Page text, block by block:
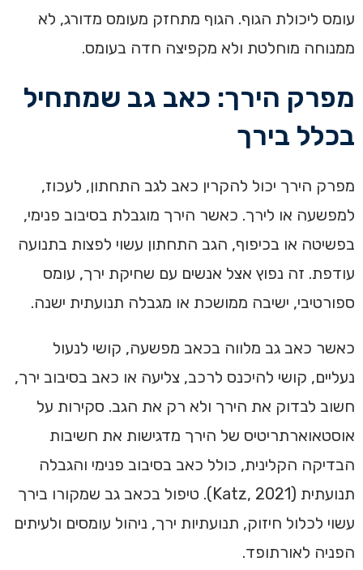
עומס ליכולת הגוף. הגוף מתחזק מעומס מדורג, לא
ממנוחה מוחלטת ולא מקפיצה חדה בעומס.
מפרק הירך: כאב גב שמתחיל
בכלל בירך
מפרק הירך יכול להקרין כאב לגב התחתון, לעכוז,
למפשעה או לירך. כאשר הירך מוגבלת בסיבוב פנימי,
בפשיטה או בכיפוף, הגב התחתון עשוי לפצות בתנועה
עודפת. זה נפוץ אצל אנשים עם שחיקת ירך, עומס
ספורטיבי, ישיבה ממושכת או מגבלה תנועתית ישנה.
כאשר כאב גב מלווה בכאב מפשעה, קושי לנעול
נעליים, קושי להיכנס לרכב, צליעה או כאב בסיבוב ירך,
חשוב לבדוק את הירך ולא רק את הגב. סקירות על
אוסטאוארתריטיס של הירך מדגישות את חשיבות
הבדיקה הקלינית, כולל כאב בסיבוב פנימי והגבלה
תנועתית (Katz, 2021). טיפול בכאב גב שמקורו בירך
עשוי לכלול חיזוק, תנועתיות ירך, ניהול עומסים ולעיתים
הפניה לאורתופד.